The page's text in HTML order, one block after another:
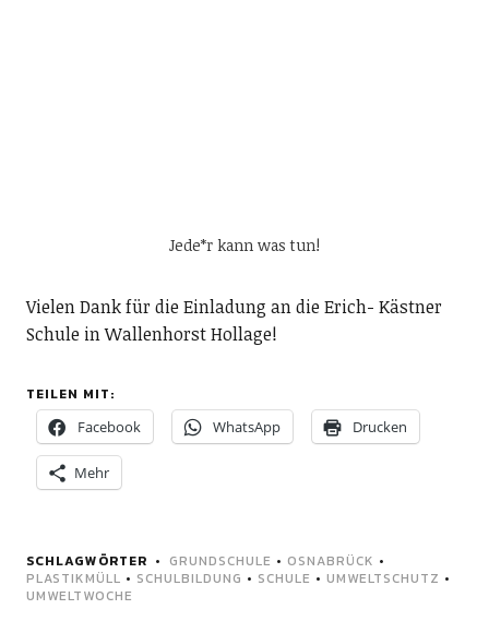
Jede*r kann was tun!
Vielen Dank für die Einladung an die Erich- Kästner
Schule in Wallenhorst Hollage!
TEILEN MIT:
Facebook
WhatsApp Drucken
Mehr
SCHLAGWÖRTER GRUNDSCHULE • OSNABRÜCK •
PLASTIKMÜLL • SCHULBILDUNG • SCHULE • UMWELTSCHUTZ •
UMWELTWOCHE